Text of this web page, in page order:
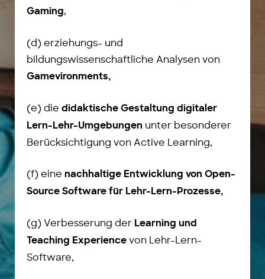
Gaming,
(d) erziehungs- und
bildungswissenschaftliche Analysen von
Gamevironments,
(e) die didaktische Gestaltung digitaler
Lern-Lehr-Umgebungen unter besonderer
Berücksichtigung von Active Learning,
(f) eine nachhaltige Entwicklung von Open-
Source Software für Lehr-Lern-Prozesse,
(g) Verbesserung der Learning und
Teaching Experience von Lehr-Lern-
Software,